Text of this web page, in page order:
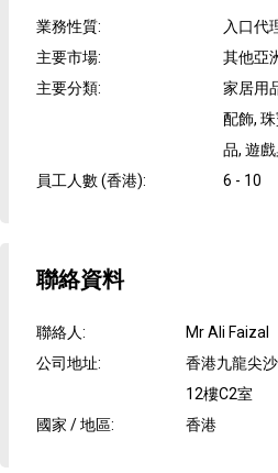
業務性質:
入口代
主要市場:
其他亞
主要分類:
家居用
配飾,
品, 遊
員工人數 (香港): 6 - 10
聯絡資料
聯絡人:
Mr Ali Faizal
公司地址:
香港九龍尖
12樓C2室
國家 / 地區: 香港